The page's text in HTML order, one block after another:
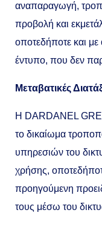
αναπαραγωγή,
προβολή και
οποτεδήποτε και
έντυπο, που δεν
Μεταβατικές
Η DARDANEL
το δικαίωμα
υπηρεσιών του
χρήσης,
προηγούμενη
τους μέσω του